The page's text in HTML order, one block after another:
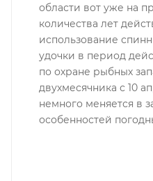
области вот уже на
количества лет
использование
удочки в период
по охране рыбных
двухмесячника с 10
немного меняется в
особенностей